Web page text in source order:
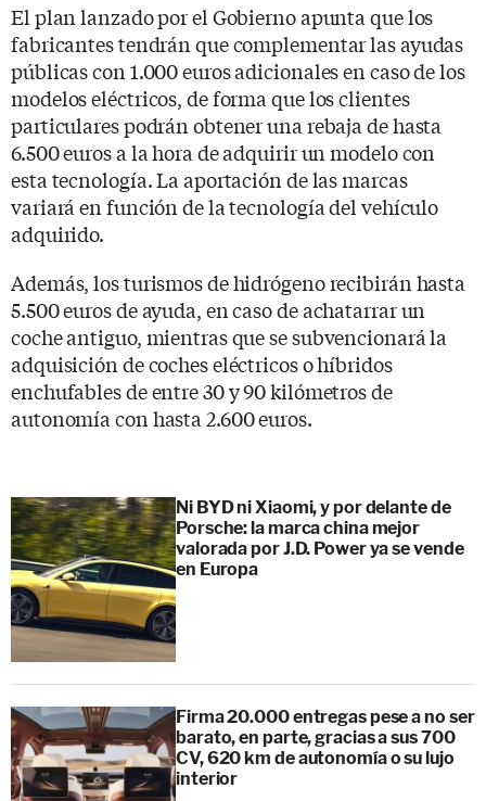
El plan lanzado por el Gobierno apunta que los
fabricantes tendrán que complementar las ayudas
públicas con 1.000 euros adicionales en caso de los
modelos eléctricos, de forma que los clientes
particulares podrán obtener una rebaja de hasta
6.500 euros a la hora de adquirir un modelo con
esta tecnología. La aportación de las marcas
variará en función de la tecnología del vehículo
adquirido.
Además, los turismos de hidrógeno recibirán hasta
5.500 euros de ayuda, en caso de achatarrar un
coche antiguo, mientras que se subvencionará la
adquisición de coches eléctricos o híbridos
enchufables de entre 30 y 90 kilómetros de
autonomía con hasta 2.600 euros.
Ni BYD ni Xiaomi, y por delante de
Porsche: la marca china mejor
valorada por J.D. Power ya se vende
en Europa
Firma 20.000 entregas pese a no ser
barato, en parte, gracias a sus 700
CV, 620 km de autonomía o su lujo
interior